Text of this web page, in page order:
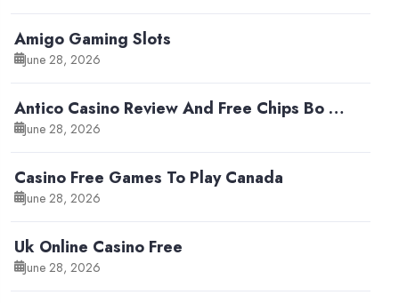
Amigo Gaming Slots
June 28, 2026
Antico Casino Review And Free Chips Bo …
June 28, 2026
Casino Free Games To Play Canada
June 28, 2026
Uk Online Casino Free
June 28, 2026